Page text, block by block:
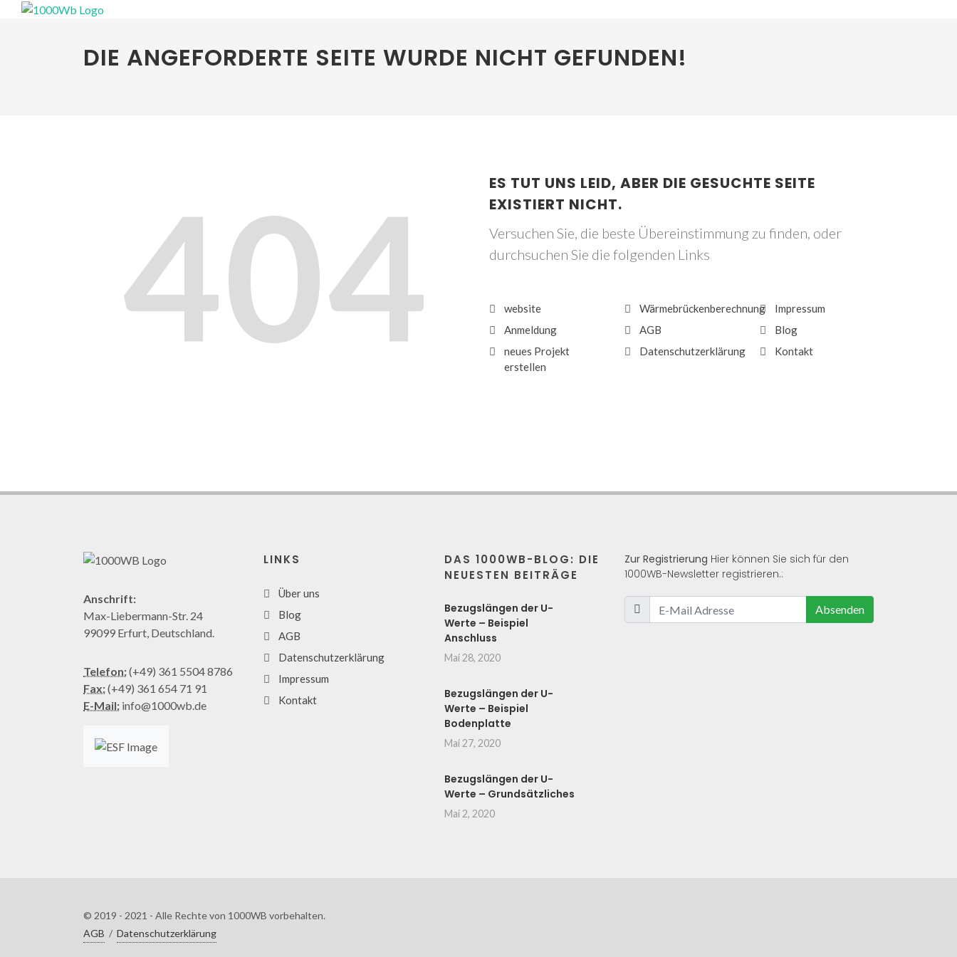
DIE ANGEFORDERTE SEITE WURDE NICHT GEFUNDEN!
404
ES TUT UNS LEID, ABER DIE GESUCHTE SEITE
EXISTIERT NICHT.
Versuchen Sie, die beste Übereinstimmung zu finden, oder
durchsuchen Sie die folgenden Links
website
Anmeldung
neues Projekt
erstellen
Wärmebrückenberechnung
AGB
Datenschutzerklärung
Impressum
Blog
Kontakt
Anschrift:
Max-Liebermann-Str. 24
99099 Erfurt, Deutschland.
Telefon:(+49) 361 5504 8786
Fax:(+49) 361 654 71 91
E-Mail: info@1000wb.de
LINKS
Über uns
Blog
AGB
Datenschutzerklärung
Impressum
Kontakt
DAS 1000WB-BLOG: DIE
NEUESTEN BEITRÄGE
Bezugslängen der U-
Werte – Beispiel
Anschluss
Mai 28, 2020
Bezugslängen der U-
Werte – Beispiel
Bodenplatte
Mai 27, 2020
Bezugslängen der U-
Werte – Grundsätzliches
Mai 2, 2020
Zur Registrierung Hier können Sie sich für den
1000WB-Newsletter registrieren.:
Absenden
© 2019 - 2021 - Alle Rechte von 1000WB vorbehalten.
AGB / Datenschutzerklärung